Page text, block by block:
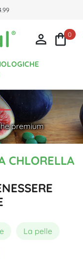
 0
premium
CHLORELLA
La pelle